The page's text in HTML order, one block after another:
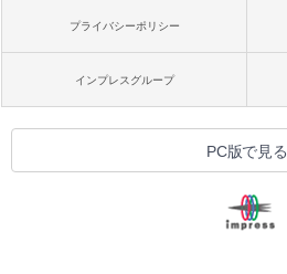
プライバシーポリシー
インプレスグループ
PC版で見る